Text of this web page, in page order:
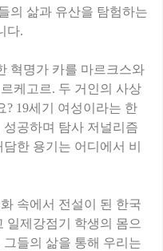
의 삶과 유산을 탐험하는
다.
혁명가 카를 마르크스와
케고르. 두 거인의 사상
? 19세기 여성이라는 한
공하며 탐사 저널리즘
한 용기는 어디에서 비
속에서 전설이 된 한국
일제강점기 학생의 몸으
들의 삶을 통해 우리는